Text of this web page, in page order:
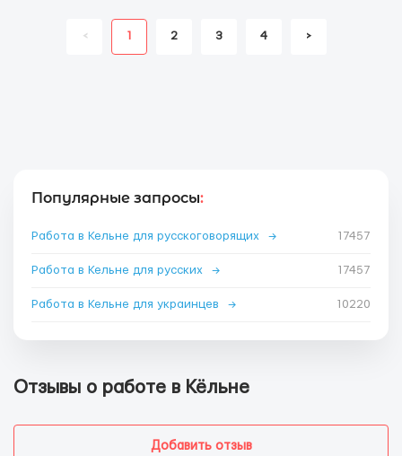
< 1 2 3 4 >
Популярные запросы:
Работа в Кельне для русскоговорящих → 17457
Работа в Кельне для русских → 17457
Работа в Кельне для украинцев → 10220
Отзывы о работе в Кёльне
Добавить отзыв